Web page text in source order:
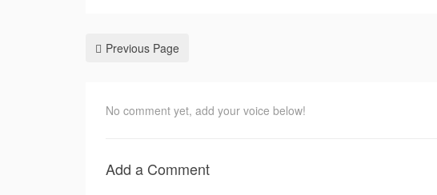
Previous Page
No comment yet, add your voice below!
Add a Comment